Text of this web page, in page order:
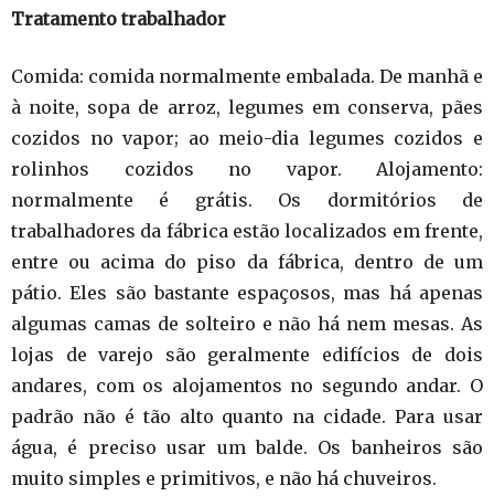
Tratamento trabalhador
Comida: comida normalmente embalada. De manhã e
à noite, sopa de arroz, legumes em conserva, pães
cozidos no vapor; ao meio-dia legumes cozidos e
rolinhos cozidos no vapor. Alojamento:
normalmente é grátis. Os dormitórios de
trabalhadores da fábrica estão localizados em frente,
entre ou acima do piso da fábrica, dentro de um
pátio. Eles são bastante espaçosos, mas há apenas
algumas camas de solteiro e não há nem mesas. As
lojas de varejo são geralmente edifícios de dois
andares, com os alojamentos no segundo andar. O
padrão não é tão alto quanto na cidade. Para usar
água, é preciso usar um balde. Os banheiros são
muito simples e primitivos, e não há chuveiros.